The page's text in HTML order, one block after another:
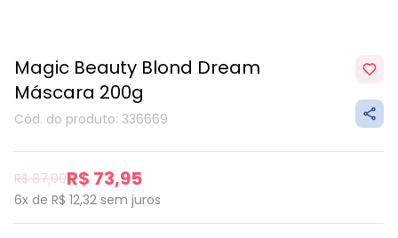
Magic Beauty Blond Dream
Máscara 200g
Cód. do produto: 336669
R$ 87,00R$ 73,95
6x de R$ 12,32 sem juros